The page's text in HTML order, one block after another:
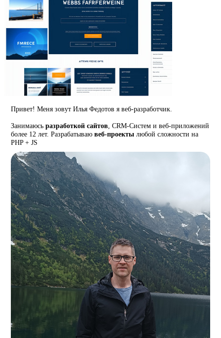
Привет! Меня зовут Илья Федотов я веб-разработчик.
Занимаюсьразработкой сайтов, CRM-Систем и веб-приложений
более 12 лет. Разрабатываювеб-проекты любой сложности на
PHP + JS